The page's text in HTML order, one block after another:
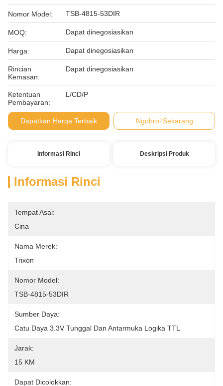
Nomor Model: TSB-4815-53DIR
MOQ: Dapat dinegosiasikan
Harga: Dapat dinegosiasikan
Rincian
Kemasan:
Dapat dinegosiasikan
Ketentuan
Pembayaran:
L/CD/P
Dapatkan Harga Terbaik Ngobrol Sekarang
Informasi Rinci Deskripsi Produk
Informasi Rinci
Tempat Asal:
Cina
Nama Merek:
Trixon
Nomor Model:
TSB-4815-53DIR
Sumber Daya:
Catu Daya 3.3V Tunggal Dan Antarmuka Logika TTL
Jarak:
15 KM
Dapat Dicolokkan: